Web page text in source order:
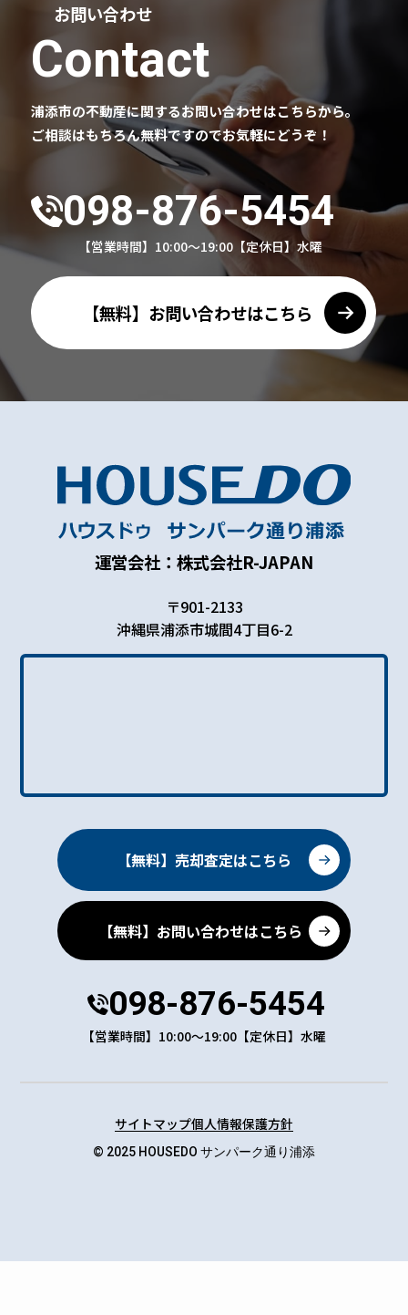
お問い合わせ
Contact
浦添市の不動産に関するお問い合わせはこちらから。
ご相談はもちろん無料ですのでお気軽にどうぞ！
098-876-5454
【営業時間】10:00～19:00 【定休日】水曜
【無料】お問い合わせはこちら
運営会社：株式会社R-JAPAN
〒901-2133
沖縄県浦添市城間4丁目6-2
【無料】売却査定はこちら
【無料】お問い合わせはこちら
098-876-5454
【営業時間】10:00～19:00【定休日】水曜
© 2025 HOUSEDO サンパーク通り浦添
サイトマップ個人情報保護方針